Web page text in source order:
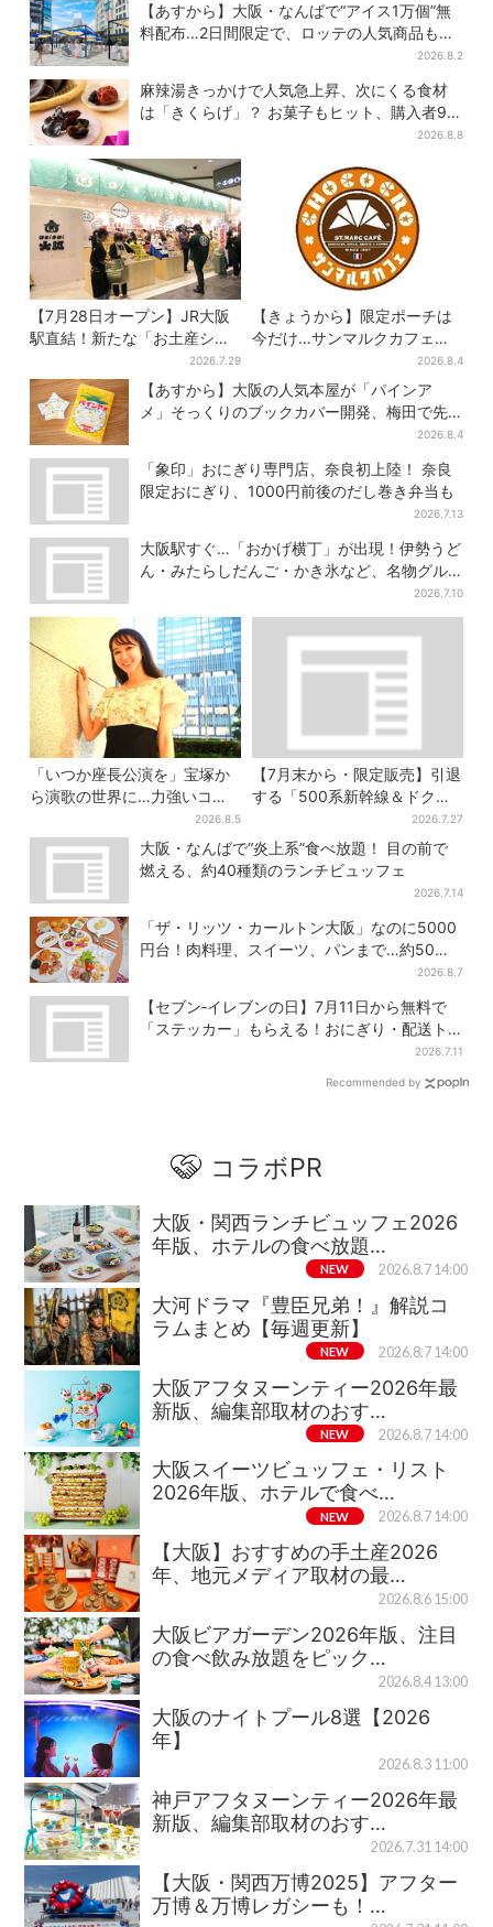
【あすから】大阪・なんばで“アイス1万個”無
料配布…2日間限定で、ロッテの人気商品もら
2026.8.2
麻辣湯きっかけで人気急上昇、次にくる食材
は「きくらげ」？ お菓子もヒット、購入者9割
2026.8.8
【7月28日オープン】JR大阪
駅直結！新たな「お土産ショ
ップ」、銘菓バラ売りで地元
民の“おやつ調達”にも
2026.7.29
【きょうから】限定ポーチは
今だけ…サンマルクカフェ初
の「夏福袋」、実質無料でレ
アグッズが手に入る
2026.8.4
【あすから】大阪の人気本屋が「パインア
メ」そっくりのブックカバー開発、梅田で先
2026.8.4
「象印」おにぎり専門店、奈良初上陸！ 奈良
限定おにぎり、1000円前後のだし巻き弁当も
2026.7.13
大阪駅すぐ…「おかげ横丁」が出現！伊勢うど
ん・みたらしだんご・かき氷など、名物グル
2026.7.10
「いつか座長公演を」宝塚か
ら演歌の世界に…力強いコブ
シで聴かせる有沙瞳の目指す
道とは
2026.8.5
【7月末から・限定販売】引退
する「500系新幹線＆ドクタ
ーイエロー」×人気ドーナツ店
がコラボ、手土産の切り札に
も
2026.7.27
大阪・なんばで“炎上系”食べ放題！ 目の前で
燃える、約40種類のランチビュッフェ
2026.7.14
「ザ・リッツ・カールトン大阪」なのに5000
円台！肉料理、スイーツ、パンまで…約50種
2026.8.7
【セブン‐イレブンの日】7月11日から無料で
「ステッカー」もらえる！おにぎり・配送ト
2026.7.11
Recommended by
コラボPR
大阪・関西ランチビュッフェ2026
年版、ホテルの食べ放題…
NEW 2026.8.7 14:00
大河ドラマ『豊臣兄弟！』解説コ
ラムまとめ【毎週更新】
NEW 2026.8.7 14:00
大阪アフタヌーンティー2026年最
新版、編集部取材のおす…
NEW 2026.8.7 14:00
大阪スイーツビュッフェ・リスト
2026年版、ホテルで食べ…
NEW 2026.8.7 14:00
【大阪】おすすめの手土産2026
年、地元メディア取材の最…
2026.8.6 15:00
大阪ビアガーデン2026年版、注目
の食べ飲み放題をピック…
2026.8.4 13:00
大阪のナイトプール8選【2026
年】
2026.8.3 11:00
神戸アフタヌーンティー2026年最
新版、編集部取材のおす…
2026.7.31 14:00
【大阪・関西万博2025】アフター
万博＆万博レガシーも！…